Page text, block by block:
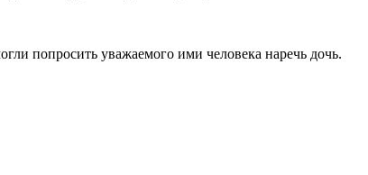
попросить уважаемого ими человека наречь дочь.